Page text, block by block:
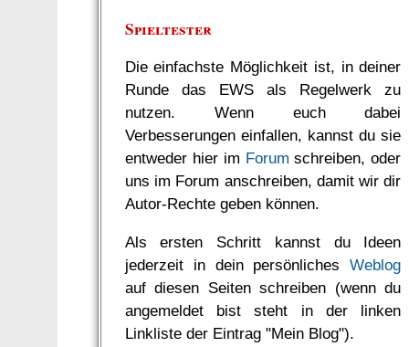
Spieltester
Die einfachste Möglichkeit ist, in deiner
Runde das EWS als Regelwerk zu
nutzen. Wenn euch dabei
Verbesserungen einfallen, kannst du sie
entweder hier im Forum schreiben, oder
uns im Forum anschreiben, damit wir dir
Autor-Rechte geben können.
Als ersten Schritt kannst du Ideen
jederzeit in dein persönlichesWeblog
auf diesen Seiten schreiben (wenn du
angemeldet bist steht in der linken
Linkliste der Eintrag "Mein Blog").